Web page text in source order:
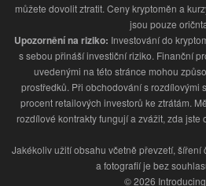
můžete dovolit ztratit. Ceny kryptoměn a
jsou pouze
Upozornění na riziko: Investování do
s sebou přináší investiční riziko. Finanční
uvedenými na této stránce mohou
prostředků. Při obchodování s rozdílovými
procent retailových investorů ke ztrátám.
rozdílové kontrakty fungují a zvážit, zda
Jakékoliv užití obsahu včetně převzetí,
a fotografií je bez
© 2026 Introducing